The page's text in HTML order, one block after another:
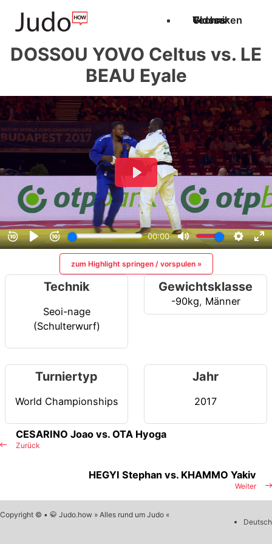
Techniken
Videos
Glossar
DOSSOU YOVO Celtus vs. LE
BEAU Eyale
zum Highlight springen / vorspulen »
Technik
Seoi-nage
(Schulterwurf)
Gewichtsklasse
-90kg, Männer
Turniertyp
World Championships
Jahr
2017
Zurück
CESARINO Joao vs. OTA Hyoga
Weiter
HEGYI Stephan vs. KHAMMO Yakiv
Copyright © • 🥋 Judo.how » Alles rund um Judo «
Deutsch